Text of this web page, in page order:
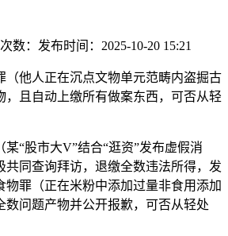
数： 发布时间： 2025-10-20 15:21
他人正在沉点文物单元范畴内盗掘古
，且自动上缴所有做案东西，可否从轻
“股市大V”结合“逛资”发布虚假消
共同查询拜访，退缴全数违法所得，发
物罪（正在米粉中添加过量非食用添加
数问题产物并公开报歉，可否从轻处